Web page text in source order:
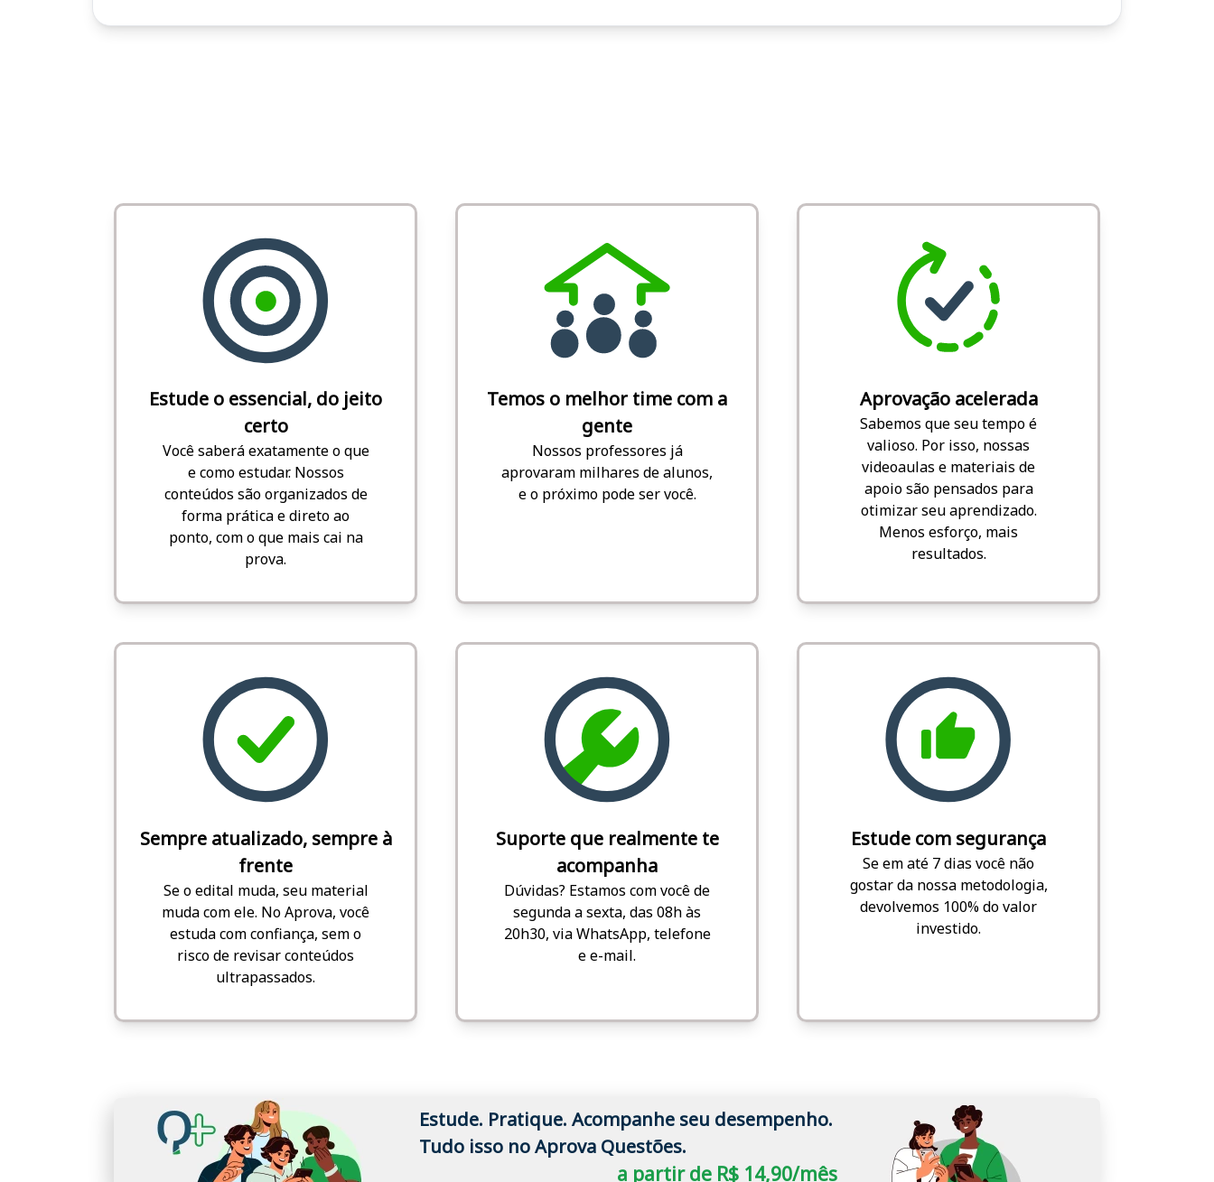
Estude o essencial, do jeito
certo
Você saberá exatamente o que
e como estudar. Nossos
conteúdos são organizados de
forma prática e direto ao
ponto, com o que mais cai na
prova.
Temos o melhor time com a
gente
Nossos professores já
aprovaram milhares de alunos,
e o próximo pode ser você.
Aprovação acelerada
Sabemos que seu tempo é
valioso. Por isso, nossas
videoaulas e materiais de
apoio são pensados para
otimizar seu aprendizado.
Menos esforço, mais
resultados.
Sempre atualizado, sempre à
frente
Se o edital muda, seu material
muda com ele. No Aprova, você
estuda com confiança, sem o
risco de revisar conteúdos
ultrapassados.
Suporte que realmente te
acompanha
Dúvidas? Estamos com você de
segunda a sexta, das 08h às
20h30, via WhatsApp, telefone
e e-mail.
Estude com segurança
Se em até 7 dias você não
gostar da nossa metodologia,
devolvemos 100% do valor
investido.
Estude. Pratique. Acompanhe seu desempenho.
Tudo isso no Aprova Questões.
a partir de R$ 14,90/mês